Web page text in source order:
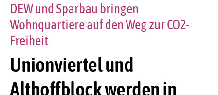
Unionviertel und
Althoffblock werden in
DEW und Sparbau bringen
Wohnquartiere auf den Weg zur CO2-
Freiheit